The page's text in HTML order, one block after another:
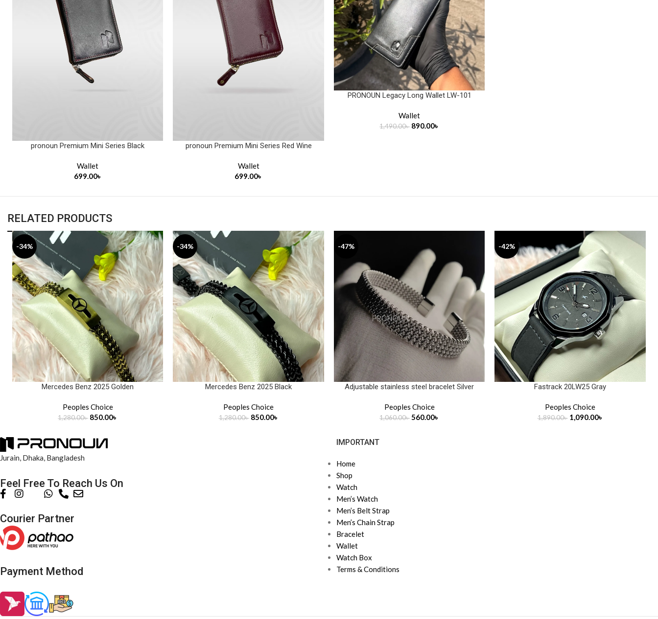
pronoun Premium Mini Series Black
Wallet
699.00৳
pronoun Premium Mini Series Red Wine
Wallet
699.00৳
PRONOUN Legacy Long Wallet LW-101
Wallet
1,490.00৳ 890.00৳
RELATED PRODUCTS
-34%
Mercedes Benz 2025 Golden
Peoples Choice
1,280.00৳ 850.00৳
-34%
Mercedes Benz 2025 Black
Peoples Choice
1,280.00৳ 850.00৳
-47%
Adjustable stainless steel bracelet Silver
Peoples Choice
1,060.00৳ 560.00৳
-42%
Fastrack 20LW25 Gray
Peoples Choice
1,890.00৳ 1,090.00৳
Jurain, Dhaka, Bangladesh
Feel Free To Reach Us On
Courier Partner
Payment Method
IMPORTANT
Home
Shop
Watch
Men’s Watch
Men’s Belt Strap
Men’s Chain Strap
Bracelet
Wallet
Watch Box
Terms & Conditions